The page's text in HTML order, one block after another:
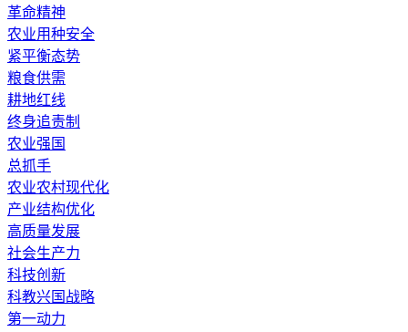
革命精神
农业用种安全
紧平衡态势
粮食供需
耕地红线
终身追责制
农业强国
总抓手
农业农村现代化
产业结构优化
高质量发展
社会生产力
科技创新
科教兴国战略
第一动力